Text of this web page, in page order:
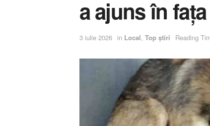
a ajuns în
3 iulie 2026 in Local, Top știri Reading